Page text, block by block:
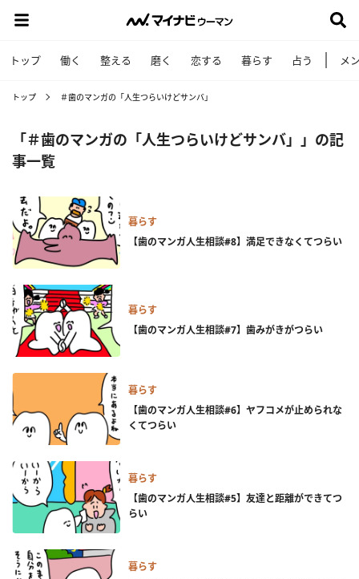
トップ 働く 整える 磨く 恋する 暮らす 占う メ
トップ ＃歯のマンガの「人生つらいけどサンバ」
「＃歯のマンガの「人生つらいけどサンバ」」の記
事一覧
暮らす
【歯のマンガ人生相談#8】満足できなくてつらい
暮らす
【歯のマンガ人生相談#7】歯みがきがつらい
暮らす
【歯のマンガ人生相談#6】ヤフコメが止められな
くてつらい
暮らす
【歯のマンガ人生相談#5】友達と距離ができてつ
らい
暮らす